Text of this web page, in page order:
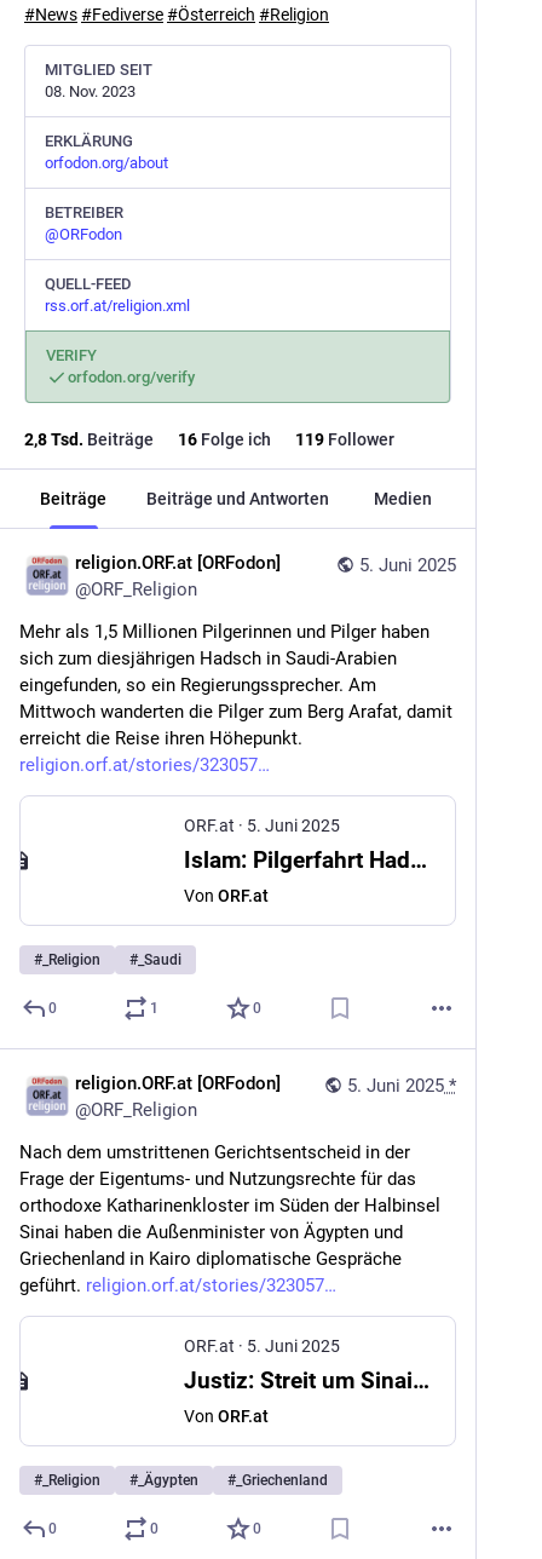
#News#Fediverse#Österreich #Religion
MITGLIED SEIT
08. Nov. 2023
ERKLÄRUNG
orfodon.org/about
BETREIBER
@ORFodon
QUELL-FEED
rss.orf.at/religion.xml
VERIFY
orfodon.org/verify
2,8Tsd. Beiträge 16 Folge ich 119 Follower
Beiträge Beiträge und Antworten Medien
5. Juni 2025
religion.ORF.at [ORFodon]
@ORF_Religion
Mehr als 1,5 Millionen Pilgerinnen und Pilger haben
sich zum diesjährigen Hadsch in Saudi-Arabien
eingefunden, so ein Regierungssprecher. Am
Mittwoch wanderten die Pilger zum Berg Arafat, damit
erreicht die Reise ihren Höhepunkt.
religion.orf.at/stories/323057
ORF.at · 5. Juni 2025
Islam: Pilgerfahrt Hadsch erreicht Höhepunkt
Von ORF.at
# _Religion # _Saudi
0 1 0
5. Juni 2025 *
religion.ORF.at [ORFodon]
@ORF_Religion
Nach dem umstrittenen Gerichtsentscheid in der
Frage der Eigentums- und Nutzungsrechte für das
orthodoxe Katharinenkloster im Süden der Halbinsel
Sinai haben die Außenminister von Ägypten und
Griechenland in Kairo diplomatische Gespräche
geführt. religion.orf.at/stories/323057
ORF.at · 5. Juni 2025
Justiz: Streit um Sinai-Kloster: Griechischer Außenminister in Kairo
Von ORF.at
# _Religion # _Ägypten # _Griechenland
0 0 0